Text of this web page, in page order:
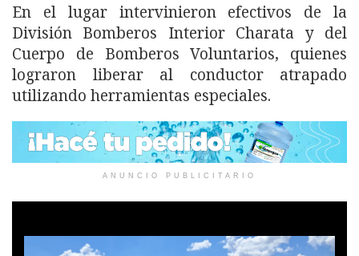
En el lugar intervinieron efectivos de la
División Bomberos Interior Charata y del
Cuerpo de Bomberos Voluntarios, quienes
lograron liberar al conductor atrapado
utilizando herramientas especiales.
ANUNCIO PUBLICITARIO